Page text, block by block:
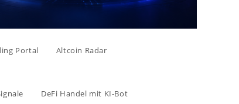
Portal Altcoin Radar
DeFi Handel mit KI-Bot